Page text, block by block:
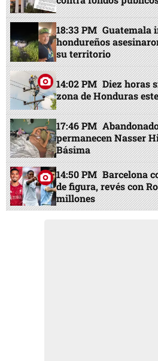
18:33 PM Guatemala
hondureños
su territorio
14:02 PM Diez horas
zona de Honduras
17:46 PM
permanecen Nasser
Básima
14:50 PM Barcelona
de figura, revés con
millones